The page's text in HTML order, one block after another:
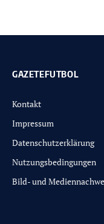
GAZETEFUTBOL
Kontakt
Impressum
Datenschutzerklärung
Nutzungsbedingungen
Bild- und